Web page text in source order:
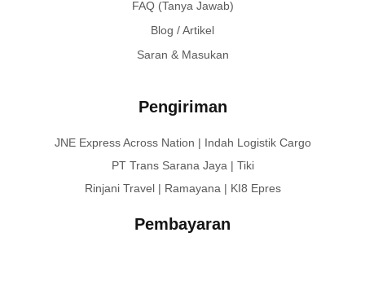
FAQ (Tanya Jawab)
Blog / Artikel
Saran & Masukan
Pengiriman
JNE Express Across Nation | Indah Logistik Cargo
PT Trans Sarana Jaya | Tiki
Rinjani Travel | Ramayana | KI8 Epres
Pembayaran